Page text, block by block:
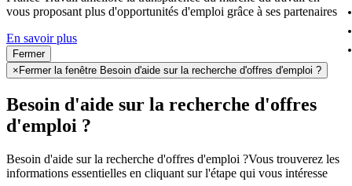
vous proposant plus d'opportunités d'emploi grâce à ses partenaires
En savoir plus
Fermer
× Fermer la fenêtre Besoin d'aide sur la recherche d'offres d'emploi ?
Besoin d'aide sur la recherche d'offres
d'emploi ?
Besoin d'aide sur la recherche d'offres d'emploi ?Vous trouverez les
informations essentielles en cliquant sur l'étape qui vous intéresse